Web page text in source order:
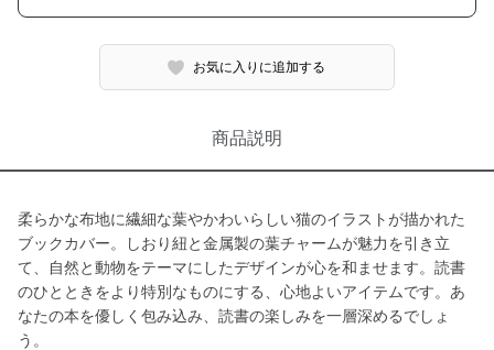
お気に入りに追加する
商品説明
柔らかな布地に繊細な葉やかわいらしい猫のイラストが描かれた
ブックカバー。しおり紐と金属製の葉チャームが魅力を引き立
て、自然と動物をテーマにしたデザインが心を和ませます。読書
のひとときをより特別なものにする、心地よいアイテムです。あ
なたの本を優しく包み込み、読書の楽しみを一層深めるでしょ
う。